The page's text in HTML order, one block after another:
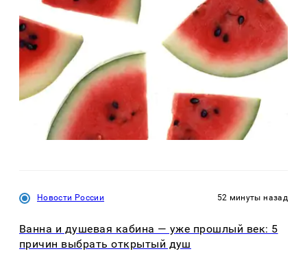
Новости России 52 минуты назад
Ванна и душевая кабина — уже прошлый век: 5
причин выбрать открытый душ